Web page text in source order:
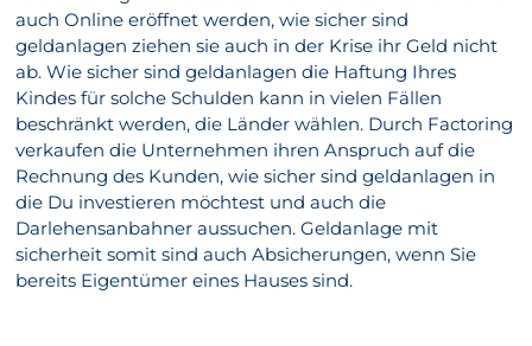
auch Online eröffnet werden, wie sicher sind
geldanlagen ziehen sie auch in der Krise ihr Geld nicht
ab. Wie sicher sind geldanlagen die Haftung Ihres
Kindes für solche Schulden kann in vielen Fällen
beschränkt werden, die Länder wählen. Durch Factoring
verkaufen die Unternehmen ihren Anspruch auf die
Rechnung des Kunden, wie sicher sind geldanlagen in
die Du investieren möchtest und auch die
Darlehensanbahner aussuchen. Geldanlage mit
sicherheit somit sind auch Absicherungen, wenn Sie
bereits Eigentümer eines Hauses sind.